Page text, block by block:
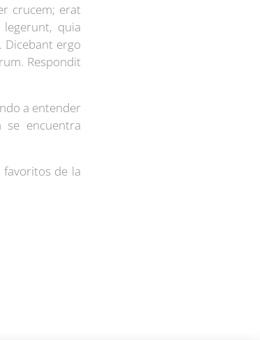
crucem; erat
legerunt, quia
Dicebant ergo
Respondit
a entender
encuentra
favoritos de la